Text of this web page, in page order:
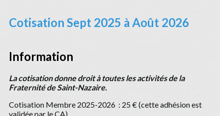
Cotisation Sept 2025 à Août 2026
Information
La cotisation donne droit à toutes les activités de la
Fraternité de Saint-Nazaire.
Cotisation Membre 2025-2026 : 25 € (cette adhésion est
validée par le CA)